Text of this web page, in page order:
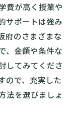
費が高く授業や
サポートは強み
府のさまざまな
、金額や条件な
してみてくださ
ので、充実した
法を選びましょ